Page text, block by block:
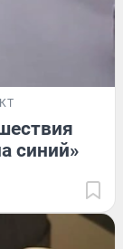
синий»